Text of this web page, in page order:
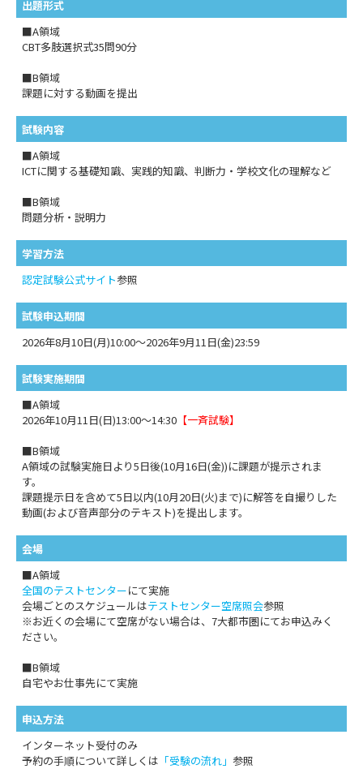
出題形式
■A領域
CBT多肢選択式35問90分
■B領域
課題に対する動画を提出
試験内容
■A領域
ICTに関する基礎知識、実践的知識、判断力・学校文化の理解など
■B領域
問題分析・説明力
学習方法
認定試験公式サイト参照
試験申込期間
2026年8月10日(月)10:00～2026年9月11日(金)23:59
試験実施期間
■A領域
2026年10月11日(日)13:00～14:30【一斉試験】
■B領域
A領域の試験実施日より5日後(10月16日(金))に課題が提示されま
す。
課題提示日を含めて5日以内(10月20日(火)まで)に解答を自撮りした
動画(および音声部分のテキスト)を提出します。
会場
■A領域
全国のテストセンターにて実施
会場ごとのスケジュールはテストセンター空席照会参照
※お近くの会場にて空席がない場合は、7大都市圏にてお申込みく
ださい。
■B領域
自宅やお仕事先にて実施
申込方法
インターネット受付のみ
予約の手順について詳しくは 「受験の流れ」 参照